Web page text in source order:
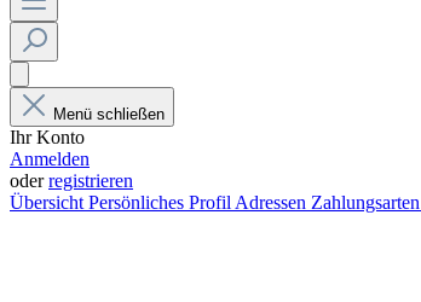
Menü schließen
Ihr Konto
Anmelden
oderregistrieren
ÜbersichtPersönliches ProfilAdressen Zahlungsarten